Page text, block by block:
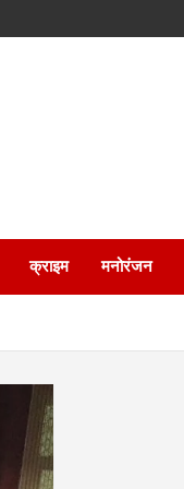
क्राइम मनोरंजन